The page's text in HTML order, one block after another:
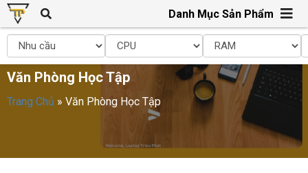
Danh Mục Sản Phẩm
Văn Phòng Học Tập
Trang Chủ » Văn Phòng Học Tập